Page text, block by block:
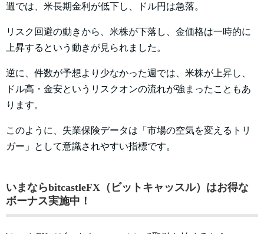
週では、米長期金利が低下し、ドル円は急落。
リスク回避の動きから、米株が下落し、金価格は一時的に
上昇するという動きが見られました。
逆に、件数が予想より少なかった週では、米株が上昇し、
ドル高・金安というリスクオンの流れが強まったこともあ
ります。
このように、失業保険データは「市場の空気を変えるトリ
ガー」として意識されやすい指標です。
いまならbitcastleFX（ビットキャッスル）はお得な
ボーナス実施中！